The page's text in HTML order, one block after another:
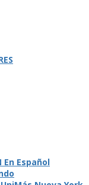
En Español